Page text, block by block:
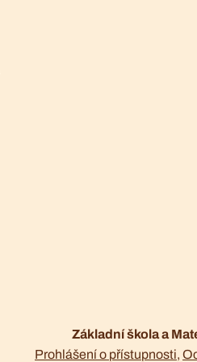
Základní škola a
Prohlášení o přístupnosti